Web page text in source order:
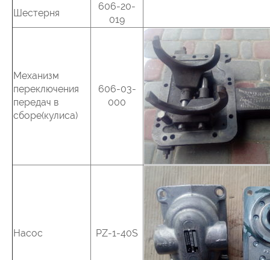
Шестерня
606-20-
019
Механизм
переключения
передач в
сборе(кулиса)
606-03-
000
Насос PZ-1-40S